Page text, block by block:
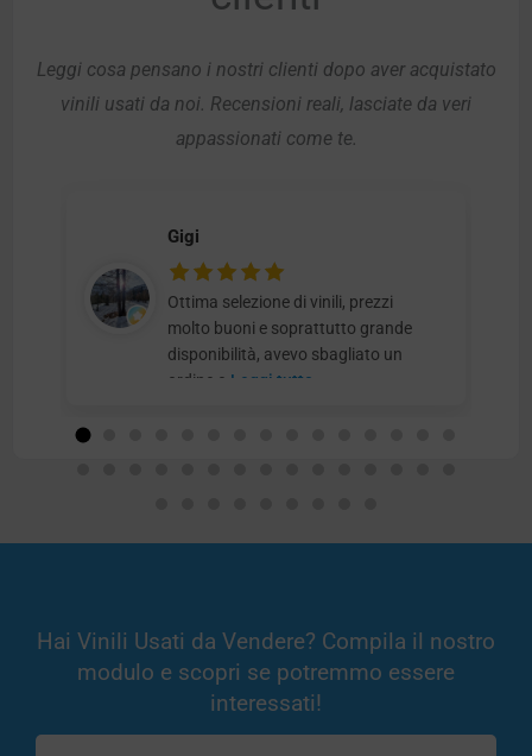
Leggi cosa pensano i nostri clienti dopo aver acquistato
vinili usati da noi. Recensioni reali, lasciate da veri
appassionati come te.
Gigi
Ottima selezione di vinili, prezzi
molto buoni e soprattutto grande
disponibilità, avevo sbagliato un
ordine e Leggi tutto
Hai Vinili Usati da Vendere? Compila il nostro
modulo e scopri se potremmo essere
interessati!